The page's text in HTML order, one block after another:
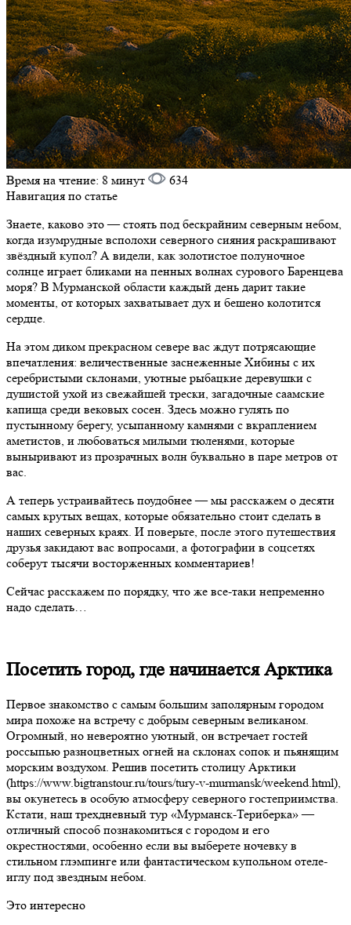
Время на чтение: 8 минут
634
Навигация по статье
Знаете, каково это — стоять под бескрайним северным небом,
когда изумрудные всполохи северного сияния раскрашивают
звёздный купол? А видели, как золотистое полуночное
солнце играет бликами на пенных волнах сурового Баренцева
моря? В Мурманской области каждый день дарит такие
моменты, от которых захватывает дух и бешено колотится
сердце.
На этом диком прекрасном севере вас ждут потрясающие
впечатления: величественные заснеженные Хибины с их
серебристыми склонами, уютные рыбацкие деревушки с
душистой ухой из свежайшей трески, загадочные саамские
капища среди вековых сосен. Здесь можно гулять по
пустынному берегу, усыпанному камнями с вкраплением
аметистов, и любоваться милыми тюленями, которые
выныривают из прозрачных волн буквально в паре метров от
вас.
А теперь устраивайтесь поудобнее — мы расскажем о десяти
самых крутых вещах, которые обязательно стоит сделать в
наших северных краях. И поверьте, после этого путешествия
друзья закидают вас вопросами, а фотографии в соцсетях
соберут тысячи восторженных комментариев!
Сейчас расскажем по порядку, что же все-таки непременно
надо сделать…
Посетить город, где начинается Арктика
Первое знакомство с самым большим заполярным городом
мира похоже на встречу с добрым северным великаном.
Огромный, но невероятно уютный, он встречает гостей
россыпью разноцветных огней на склонах сопок и пьянящим
морским воздухом. Решив посетить столицу Арктики
(https://www.bigtranstour.ru/tours/tury-v-murmansk/weekend.html),
вы окунетесь в особую атмосферу северного гостеприимства.
Кстати, наш трехдневный тур «Мурманск-Териберка» —
отличный способ познакомиться с городом и его
окрестностями, особенно если вы выберете ночевку в
стильном глэмпинге или фантастическом купольном отеле-
иглу под звездным небом.
Это интересно